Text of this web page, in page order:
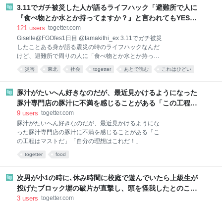
3.11でガチ被災した人が語るライフハック「避難所で人に
『食べ物とか水とか持ってますか？』と言われてもYESと
答えちゃダメ」→苦い経験談が寄せられる
121 users togetter.com
Giselle@FGOfes1日目 @tamakithi_ex 3.11でガチ被災
したことある身が語る震災の時のライフハックなんだ
けど、避難所で周りの人に「食べ物とか水とか持って
ますか？」って言われても、YESって答えちゃだめ
よ。「避難してる皆さんのために寄付してください」
蓄を人に言わない方がいい。 2026-08-05 19:21:34
Giselle@FGOfes1日目 @tamakithi_ex チョコのひとつ
でも提供したら、子連れが無心に来る。もう無いと言
いやつに勝手にバッグを漁られる。 結果として避難所
にいられなくなるので、物資は提供しないのが吉。備
蓄の共有は家族間だけにしようね。 2026-08-05
19:21:35 Giselle@FGOfes1日目 @tamakithi_ex
災害 東北 社会 togetter あとで読む これはひどい
豚汁がたいへん好きなのだが、最近見かけるようになった
豚汁専門店の豚汁に不満を感じることがある「この工程は
マストだ」「自分の理想はこれだ！」
9 users togetter.com
豚汁がたいへん好きなのだが、最近見かけるようにな
った豚汁専門店の豚汁に不満を感じることがある「こ
の工程はマストだ」「自分の理想はこれだ！」
togetter food
次男が小1の時に､休み時間に校庭で遊んでいたら上級生が
投げたブロック塀の破片が直撃し、頭を怪我したとのこと
で学校から電話→焦りや怒りの感情を必死に押し堪えて
3 users togetter.com